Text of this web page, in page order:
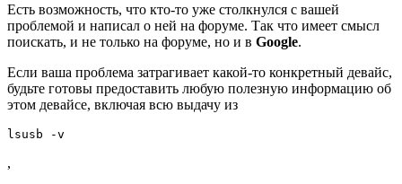
Есть возможность, что кто-то уже столкнулся с вашей
проблемой и написал о ней на форуме. Так что имеет смысл
поискать, и не только на форуме, но и в Google.
Если ваша проблема затрагивает какой-то конкретный девайс,
будьте готовы предоставить любую полезную информацию об
этом девайсе, включая всю выдачу из
,